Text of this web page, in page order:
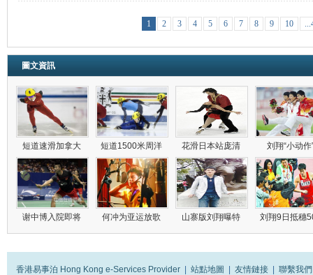
1 2 3 4 5 6 7 8 9 10
圖文資訊
短道速滑加拿大 短道1500米周洋 花滑日本站庞清 刘翔“小动
谢中博入院即将 何冲为亚运放歌 山寨版刘翔曝特 刘翔9日抵穗
香港易事泊 Hong Kong e-Services Provider 站點地圖 友情鏈接 聯繫我們